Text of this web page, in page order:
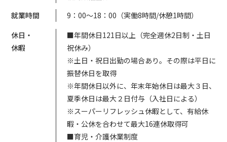
就業時間
9：00～18：00（実働8時間/休憩1時間）
休日・
休暇
■年間休日121日以上（完全週休2日制・土日
祝休み）
※土日・祝日出勤の場合あり。その際は平日に
振替休日を取得
※年間休日以外に、年末年始休日は最大３日、
夏季休日は最大２日付与（入社日による）
※スーパーリフレッシュ休暇として、有給休
暇・公休を合わせて最大16連休取得可
■育児・介護休業制度